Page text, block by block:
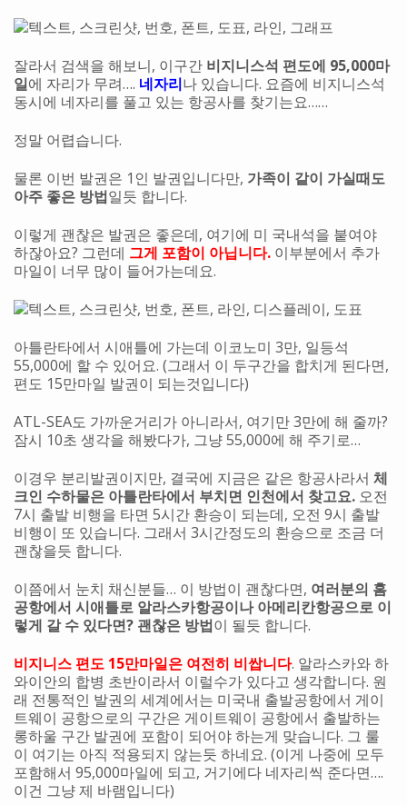
잘라서 검색을 해보니, 이구간 비지니스석 편도에 95,000마
일에 자리가 무려…. 네자리나 있습니다. 요즘에 비지니스석
동시에 네자리를 풀고 있는 항공사를 찾기는요……
정말 어렵습니다.
물론 이번 발권은 1인 발권입니다만, 가족이 같이 가실때도
아주 좋은 방법일듯 합니다.
이렇게 괜찮은 발권은 좋은데, 여기에 미 국내석을 붙여야
하잖아요? 그런데 그게 포함이 아닙니다. 이부분에서 추가
마일이 너무 많이 들어가는데요.
아틀란타에서 시애틀에 가는데 이코노미 3만, 일등석
55,000에 할 수 있어요. (그래서 이 두구간을 합치게 된다면,
편도 15만마일 발권이 되는것입니다)
ATL-SEA도 가까운거리가 아니라서, 여기만 3만에 해 줄까?
잠시 10초 생각을 해봤다가, 그냥 55,000에 해 주기로…
이경우 분리발권이지만, 결국에 지금은 같은 항공사라서 체
크인 수하물은 아틀란타에서 부치면 인천에서 찾고요. 오전
7시 출발 비행을 타면 5시간 환승이 되는데, 오전 9시 출발
비행이 또 있습니다. 그래서 3시간정도의 환승으로 조금 더
괜찮을듯 합니다.
이쯤에서 눈치 채신분들… 이 방법이 괜찮다면, 여러분의 홈
공항에서 시애틀로 알라스카항공이나 아메리칸항공으로 이
렇게 갈 수 있다면? 괜찮은 방법이 될듯 합니다.
비지니스 편도 15만마일은 여전히 비쌉니다. 알라스카와 하
와이안의 합병 초반이라서 이럴수가 있다고 생각합니다. 원
래 전통적인 발권의 세계에서는 미국내 출발공항에서 게이
트웨이 공항으로의 구간은 게이트웨이 공항에서 출발하는
롱하울 구간 발권에 포함이 되어야 하는게 맞습니다. 그 룰
이 여기는 아직 적용되지 않는듯 하네요. (이게 나중에 모두
포함해서 95,000마일에 되고, 거기에다 네자리씩 준다면….
이건 그냥 제 바램입니다)